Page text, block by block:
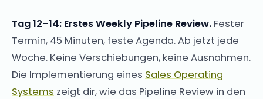
Tag 12–14: Erstes Weekly Pipeline Review. Fester
Termin, 45 Minuten, feste Agenda. Ab jetzt jede
Woche. Keine Verschiebungen, keine Ausnahmen.
Die Implementierung eines Sales Operating
Systems zeigt dir, wie das Pipeline Review in den